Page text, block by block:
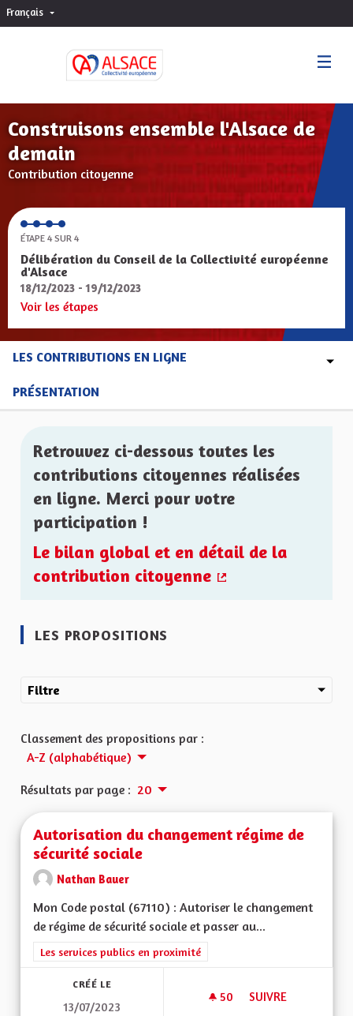
Français Choisir la langue
Construisons ensemble l'Alsace de
demain
Contribution citoyenne
ÉTAPE 4 SUR 4
Délibération du Conseil de la Collectivité européenne
d'Alsace
18/12/2023 - 19/12/2023
Voir les étapes
LES CONTRIBUTIONS EN LIGNE
PRÉSENTATION
Retrouvez ci-dessous toutes les
contributions citoyennes réalisées
en ligne. Merci pour votre
participation !
Le bilan global et en détail de la
contribution citoyenne
LES PROPOSITIONS
Filtre
Classement des propositions par :
A-Z (alphabétique)
Résultats par page : 20
Autorisation du changement régime de
sécurité sociale
Nathan Bauer
Mon Code postal (67110) : Autoriser le changement
de régime de sécurité sociale et passer au...
Filtrer les résultats de la catégorie : Les services publics en
Les services publics en proximité
CRÉÉ LE
13/07/2023
50 50 ABONNÉS
SUIVRE